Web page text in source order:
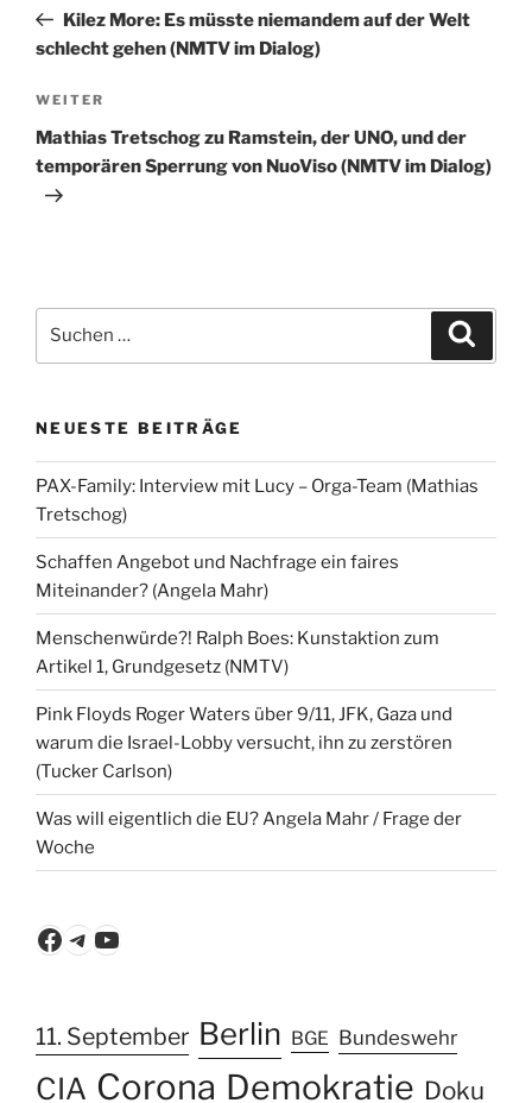
Beitrag
Kilez More: Es müsste niemandem auf der Welt
schlecht gehen (NMTV im Dialog)
Nächster
Beitrag
WEITER
Mathias Tretschog zu Ramstein, der UNO, und der
temporären Sperrung von NuoViso (NMTV im Dialog)
nach:
NEUESTE BEITRÄGE
PAX-Family: Interview mit Lucy – Orga-Team (Mathias
Tretschog)
Schaffen Angebot und Nachfrage ein faires
Miteinander? (Angela Mahr)
Menschenwürde?! Ralph Boes: Kunstaktion zum
Artikel 1, Grundgesetz (NMTV)
Pink Floyds Roger Waters über 9/11, JFK, Gaza und
warum die Israel-Lobby versucht, ihn zu zerstören
(Tucker Carlson)
Was will eigentlich die EU? Angela Mahr / Frage der
Woche
Facebook
Telegram
YouTube
11. September Berlin BGE Bundeswehr
CIA Corona Demokratie Doku